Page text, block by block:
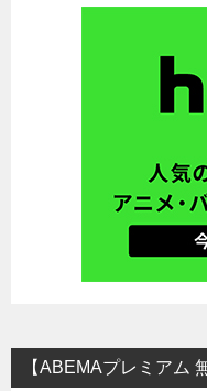
【ABEMAプレミアム